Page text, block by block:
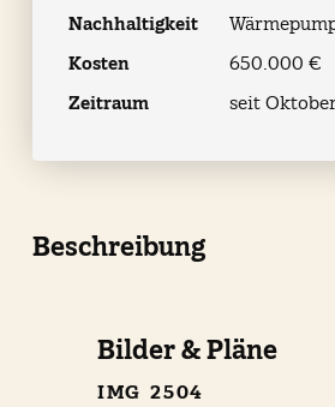
Nachhaltigkeit
Kosten
650.000 €
Zeitraum
seit
Beschreibung
Bilder & Pläne
IMG 2504